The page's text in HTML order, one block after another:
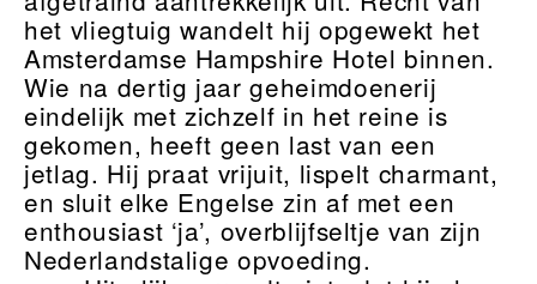
het vliegtuig wandelt hij opgewekt het
Amsterdamse Hampshire Hotel binnen.
Wie na dertig jaar geheimdoenerij
eindelijk met zichzelf in het reine is
gekomen, heeft geen last van een
jetlag. Hij praat vrijuit, lispelt charmant,
en sluit elke Engelse zin af met een
enthousiast ‘ja’, overblijfseltje van zijn
Nederlandstalige opvoeding.